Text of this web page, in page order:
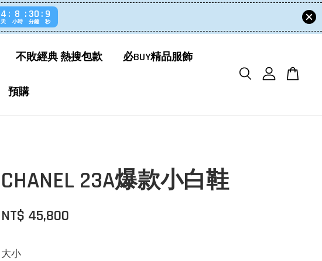
4
天
8
小時
30
分鐘
9
秒
不敗經典 熱搜包款 必BUY精品服飾
預購
CHANEL 23A爆款小白鞋
NT$ 45,800
大小